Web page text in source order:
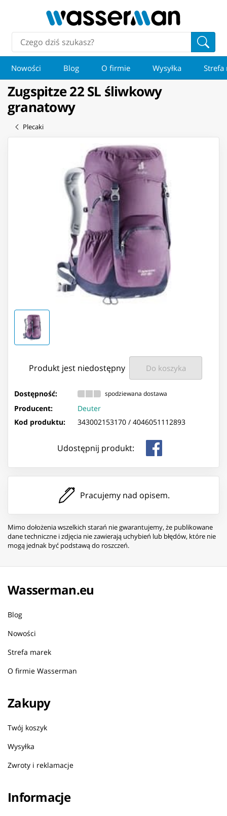
Nowości Blog O firmie Wysyłka Strefa
Zugspitze 22 SL śliwkowy
granatowy
Plecaki
Produkt jest niedostępny Do koszyka
Dostępność: spodziewana dostawa
Producent:
Deuter
Kod produktu:
343002153170 / 4046051112893
Udostępnij produkt:
Pracujemy nad opisem.
Mimo dołożenia wszelkich starań nie gwarantujemy, że publikowane
dane techniczne i zdjęcia nie zawierają uchybień lub błędów, które nie
mogą jednak być podstawą do roszczeń.
Wasserman.eu
Blog
Nowości
Strefa marek
O firmie Wasserman
Zakupy
Twój koszyk
Wysyłka
Zwroty i reklamacje
Informacje